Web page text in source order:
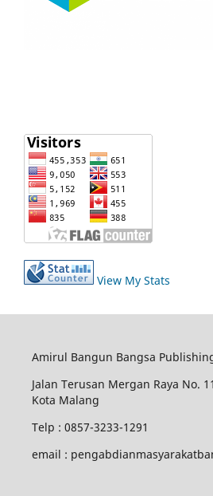
View My Stats
Amirul Bangun Bangsa
Jalan Terusan Mergan Raya No.
Kota Malang
Telp : 0857-3233-1291
email :